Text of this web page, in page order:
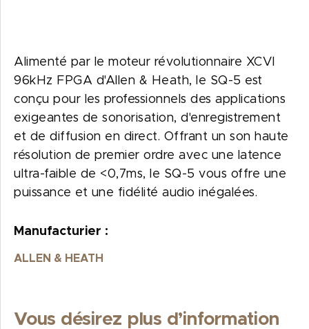
Alimenté par le moteur révolutionnaire XCVI
96kHz FPGA d'Allen & Heath, le SQ-5 est
conçu pour les professionnels des applications
exigeantes de sonorisation, d'enregistrement
et de diffusion en direct. Offrant un son haute
résolution de premier ordre avec une latence
ultra-faible de <0,7ms, le SQ-5 vous offre une
puissance et une fidélité audio inégalées.
Manufacturier :
ALLEN & HEATH
Vous désirez plus d’information